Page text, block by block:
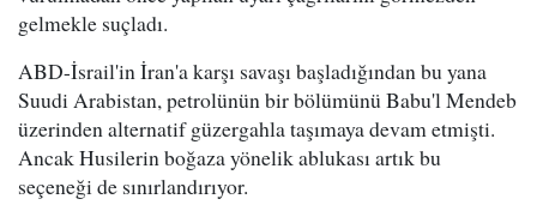
gelmekle suçladı.
ABD-İsrail'in İran'a karşı savaşı başladığından bu yana
Suudi Arabistan, petrolünün bir bölümünü Babu'l Mendeb
üzerinden alternatif güzergahla taşımaya devam etmişti.
Ancak Husilerin boğaza yönelik ablukası artık bu
seçeneği de sınırlandırıyor.